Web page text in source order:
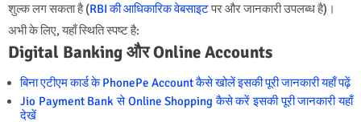
शुल्क लग सकता है (RBI की आधिकारिक वेबसाइटपर और जानकारी उपलब्ध है)।
अभी के लिए, यहाँ स्थिति स्पष्ट है:
Digital Banking और Online Accounts
बिना एटीएम कार्ड के PhonePe Account कैसे खोलें इसकी पूरी जानकारी यहाँ पढ़ें
Jio Payment Bank से Online Shopping कैसे करें इसकी पूरी जानकारी यहाँ
देखें